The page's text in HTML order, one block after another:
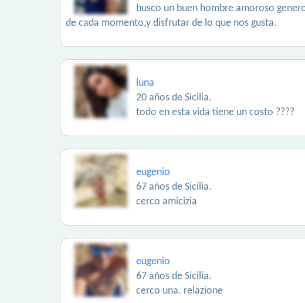
busco un buen hombre amoroso
de cada momento,y disfrutar de lo que nos gusta.
luna
20 años de Sicilia.
todo en esta vida tiene un costo ????
eugenio
67 años de Sicilia.
cerco amicizia
eugenio
67 años de Sicilia.
cerco una. relazione